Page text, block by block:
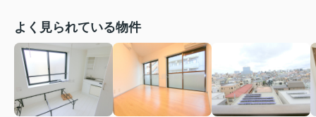
よく見られている物件